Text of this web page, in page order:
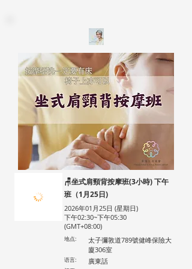
🪑坐式肩頸背按摩班(3小時) 下午
班（1月25日)
2026年01月25日 (星期日)
下午02:30~下午05:30
(GMT+08:00)
地点:
太子彌敦道789號健峰保險大
廈306室
语言: 廣東話